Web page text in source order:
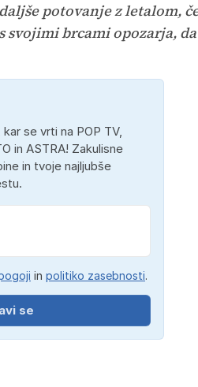
potovanje z letalom,
brcami opozarja,
se vrti na POP TV,
in ASTRA! Zakulisne
in tvoje najljubše
in politiko zasebnosti.
se